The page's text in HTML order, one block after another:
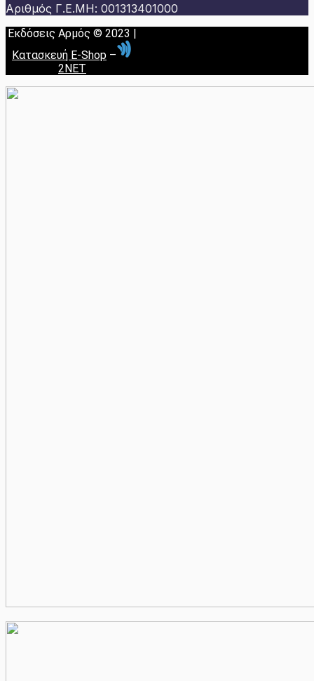
Αριθμός Γ.Ε.ΜΗ: 001313401000
Εκδόσεις Αρμός © 2023 |
Κατασκευή E-Shop –
2NET